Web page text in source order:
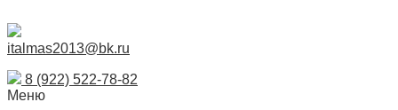
italmas2013@bk.ru
8 (922) 522-78-82
Меню